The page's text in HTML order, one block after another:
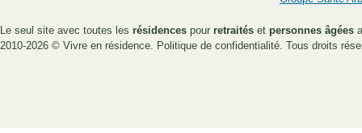
Le seul site avec toutes les résidences pour retraités et personnes âgées
2010-2026 © Vivre en résidence Politique de confidentialité . Tous droits